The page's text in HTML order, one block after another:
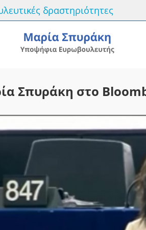
δραστηριότητες
Σπυράκη στο